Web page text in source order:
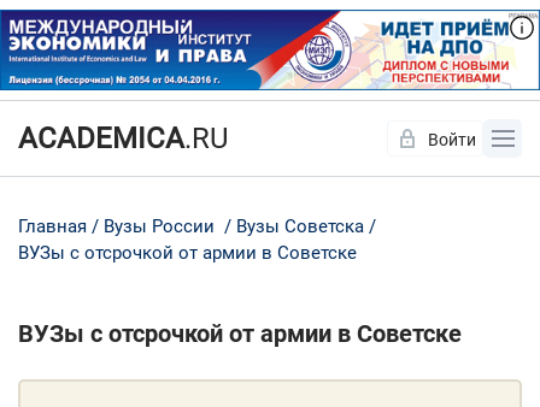
ACADEMICA.RU Войти
Главная Вузы России
Вузы Советска
ВУЗы с отсрочкой от армии в Советске
ВУЗы с отсрочкой от армии в Советске
Да Нет